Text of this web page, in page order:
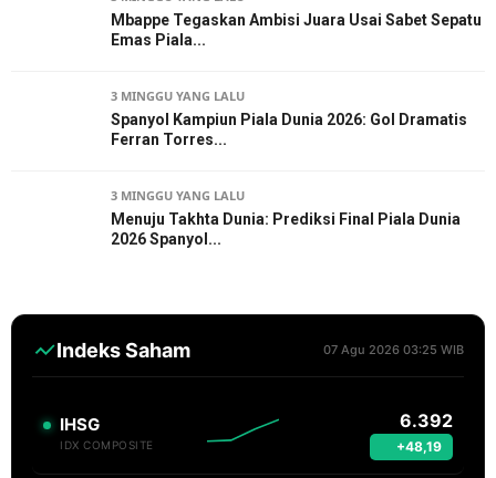
Mbappe Tegaskan Ambisi Juara Usai Sabet Sepatu
Emas Piala...
3 MINGGU YANG LALU
Spanyol Kampiun Piala Dunia 2026: Gol Dramatis
Ferran Torres...
3 MINGGU YANG LALU
Menuju Takhta Dunia: Prediksi Final Piala Dunia
2026 Spanyol...
Indeks Saham 07 Agu 2026 03:25 WIB
IHSG
IDX COMPOSITE
6.392
+48,19